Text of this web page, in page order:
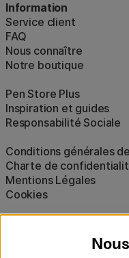
Information
Service client
FAQ
Nous connaître
Notre boutique
Pen Store Plus
Inspiration et guides
Responsabilité Sociale
Conditions générales
Charte de
Mentions Légales
Cookies